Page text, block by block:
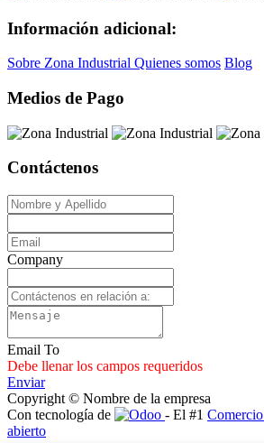
Información adicional:
Sobre Zona Industrial Quienes somos Blog
Medios de Pago
Contáctenos
Company
Email To
Debe llenar los campos requeridos
Enviar
Copyright © Nombre de la empresa
Con tecnología de
- El #1
abierto